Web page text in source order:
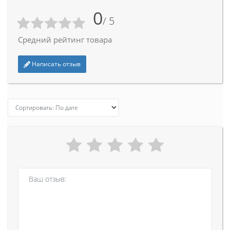
0/ 5
Средний рейтинг товара
Написать отзыв